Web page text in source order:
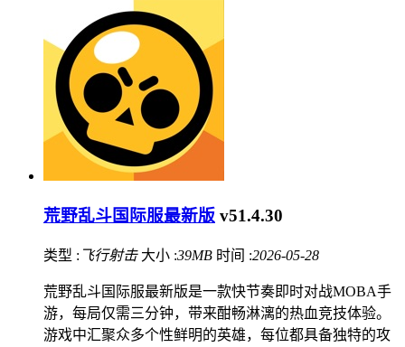
荒野乱斗国际服最新版 v51.4.30
类型 : 飞行射击 大小 :39MB 时间 :2026-05-28
荒野乱斗国际服最新版是一款快节奏即时对战MOBA手
游，每局仅需三分钟，带来酣畅淋漓的热血竞技体验。
游戏中汇聚众多个性鲜明的英雄，每位都具备独特的攻